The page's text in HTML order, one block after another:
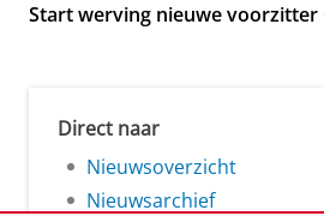
Start werving nieuwe voorzitter
Direct naar
Nieuwsoverzicht
Nieuwsarchief